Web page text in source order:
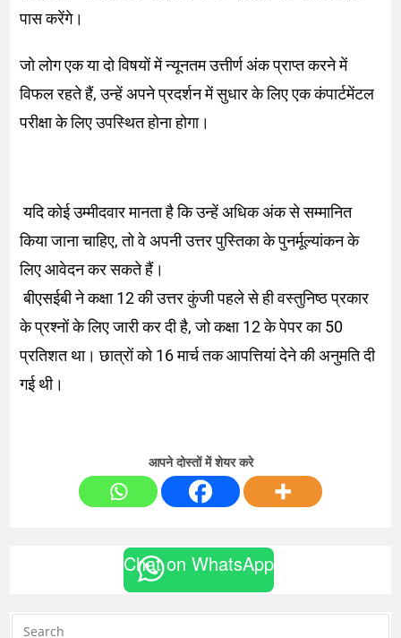
पास करेंगे।
जो लोग एक या दो विषयों में न्यूनतम उत्तीर्ण अंक प्राप्त करने में
विफल रहते हैं, उन्हें अपने प्रदर्शन में सुधार के लिए एक कंपार्टमेंटल
परीक्षा के लिए उपस्थित होना होगा।
यदि कोई उम्मीदवार मानता है कि उन्हें अधिक अंक से सम्मानित
किया जाना चाहिए, तो वे अपनी उत्तर पुस्तिका के पुनर्मूल्यांकन के
लिए आवेदन कर सकते हैं।
बीएसईबी ने कक्षा 12 की उत्तर कुंजी पहले से ही वस्तुनिष्ठ प्रकार
के प्रश्नों के लिए जारी कर दी है, जो कक्षा 12 के पेपर का 50
प्रतिशत था। छात्रों को 16 मार्च तक आपत्तियां देने की अनुमति दी
गई थी।
आपने दोस्तों में शेयर करे
Chat on WhatsApp